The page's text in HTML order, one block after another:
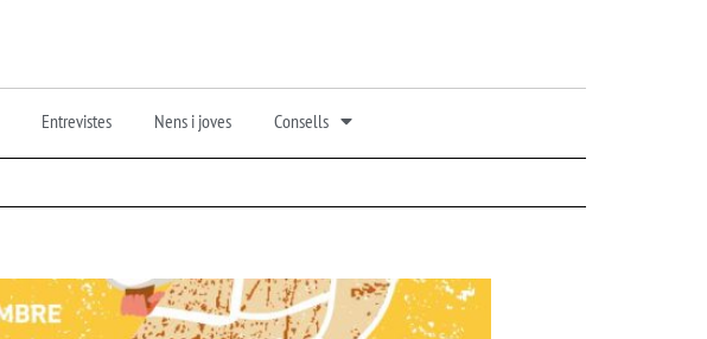
Entrevistes Nens i joves Consells